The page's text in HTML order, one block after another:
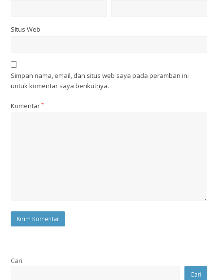
Situs Web
Simpan nama, email, dan situs web saya pada peramban ini
untuk komentar saya berikutnya.
Komentar*
Cari
Cari